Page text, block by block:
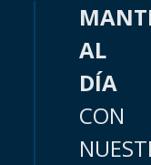
AL
DÍA
CON